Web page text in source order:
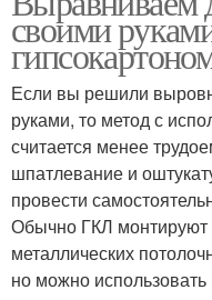
своими
Если вы решили
руками, то метод с
считается менее
шпатлевание и
провести
Обычно ГКЛ монтируют
металлических
но можно